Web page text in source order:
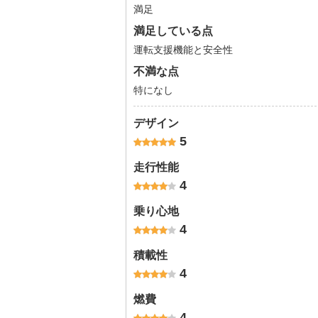
満足
満足している点
運転支援機能と安全性
不満な点
特になし
デザイン
5
走行性能
4
乗り心地
4
積載性
4
燃費